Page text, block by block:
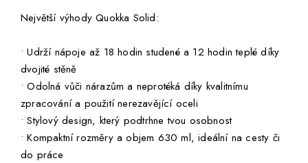
Největší výhody Quokka Solid:
• Udrží nápoje až 18 hodin studené a 12 hodin teplé díky
dvojité stěně
• Odolná vůči nárazům a neprotéká díky kvalitnímu
zpracování a použití nerezavějící oceli
• Stylový design, který podtrhne tvou osobnost
• Kompaktní rozměry a objem 630 ml, ideální na cesty či
do práce